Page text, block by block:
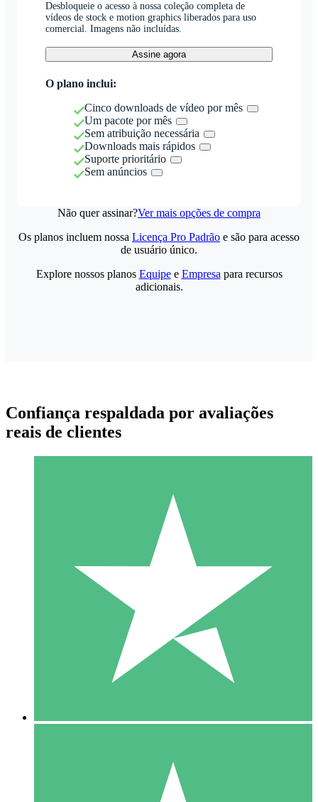
Desbloqueie o acesso à nossa coleção completa de
vídeos de stock e motion graphics liberados para uso
comercial. Imagens não incluídas.
Assine agora
O plano inclui:
Cinco downloads de vídeo por mês
Um pacote por mês
Sem atribuição necessária
Downloads mais rápidos
Suporte prioritário
Sem anúncios
Não quer assinar?Ver mais opções de compra
Pacotes de Créditos Individuais
Pague conforme o uso com créditos de download. Sem
1000
10 Downloads
20 00
Os planos incluem nossa Licença Pro Padrão e são para acesso
de usuário único.
Explore nossos planos Equipee Empresa para recursos
adicionais.
Confiança respaldada por avaliações
reais de clientes